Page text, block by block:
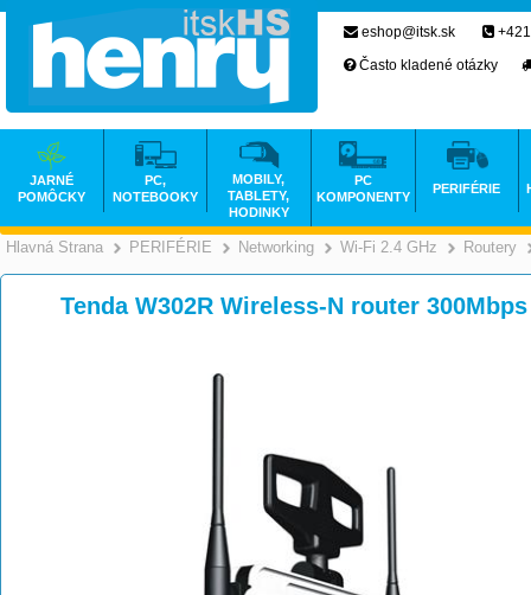
Hlavná Strana >
PERIFÉRIE >
Networking >
Wi-Fi 2.4 GHz Routery
Tenda W302R Wireless-N router
eshop@itsk.sk
Často kladené otázky
JARNÉ
POMÔCKY
PC,
NOTEBOOKY
MOBILY,
TABLETY,
HODINKY
PC
KOMPONENTY
PERIFÉRIE